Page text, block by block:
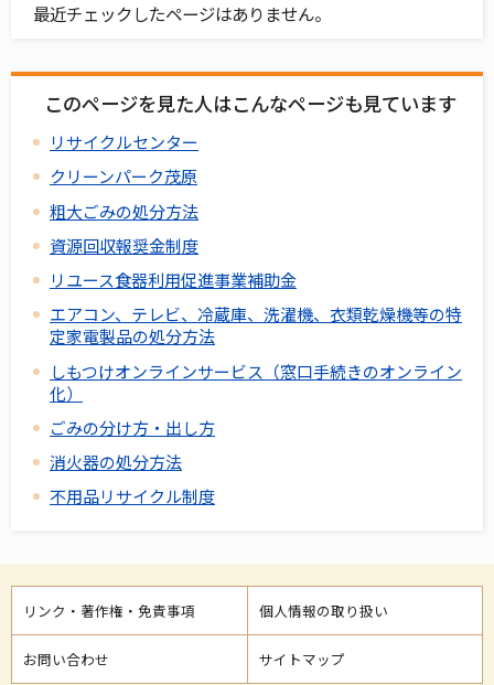
最近チェックしたページはありません。
このページを見た人はこんなページも見ています
リサイクルセンター
クリーンパーク茂原
粗大ごみの処分方法
資源回収報奨金制度
リユース食器利用促進事業補助金
エアコン、テレビ、冷蔵庫、洗濯機、衣類乾燥機等の特
定家電製品の処分方法
しもつけオンラインサービス（窓口手続きのオンライン
化）
ごみの分け方・出し方
消火器の処分方法
不用品リサイクル制度
リンク・著作権・免責事項 個人情報の取り扱い
お問い合わせ サイトマップ